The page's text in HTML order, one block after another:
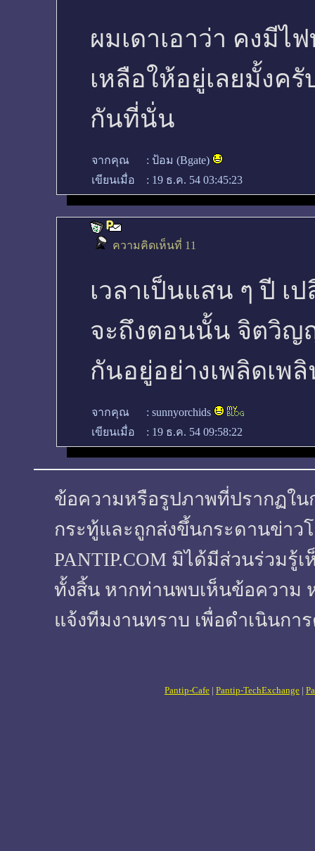
ผมเดาเอาว่า คงมีไ
เหลือให้อยู่เลยมั้งครั
กันที่นั่น
จากคุณ : ป้อม (Bgate)
เขียนเมื่อ
: 19 ธ.ค. 54 03:45:23
ความคิดเห็นที่ 11
เวลาเป็นแสน ๆ ปี
จะถึงตอนนั้น จิตวิญ
กันอยู่อย่างเพลิดเพ
จากคุณ : sunnyorchids
เขียนเมื่อ
: 19 ธ.ค. 54 09:58:22
ข้อความหรือรูปภาพที่ปรากฏใน
กระทู้และถูกส่งขึ้นกระดานข่า
PANTIP.COM มิได้มีส่วนร่วมรู้
ทั้งสิ้น หากท่านพบเห็นข้อความ
แจ้งทีมงานทราบ เพื่อดำเนินกา
Pantip-Cafe | Pantip-TechExchange |